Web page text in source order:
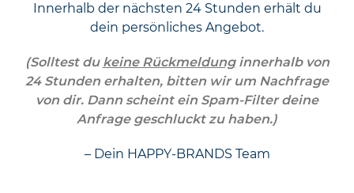
Innerhalb der nächsten 24 Stunden erhält du
dein persönliches Angebot.
(Solltest du keine Rückmeldunginnerhalb von
24 Stunden erhalten, bitten wir um Nachfrage
von dir. Dann scheint ein Spam-Filter deine
Anfrage geschluckt zu haben.)
– Dein HAPPY-BRANDS Team